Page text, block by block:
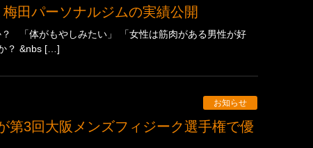
梅田パーソナルジムの実績公開
「体がもやしみたい」 「女性は筋肉がある男性が好
？ &nbs […]
お知らせ